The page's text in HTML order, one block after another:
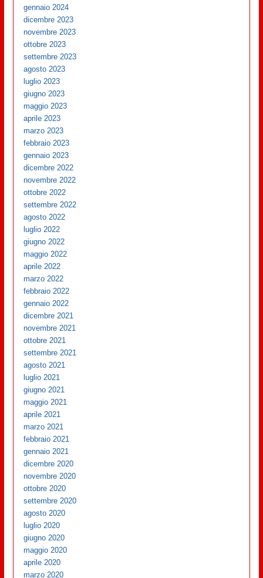
gennaio 2024
dicembre 2023
novembre 2023
ottobre 2023
settembre 2023
agosto 2023
luglio 2023
giugno 2023
maggio 2023
aprile 2023
marzo 2023
febbraio 2023
gennaio 2023
dicembre 2022
novembre 2022
ottobre 2022
settembre 2022
agosto 2022
luglio 2022
giugno 2022
maggio 2022
aprile 2022
marzo 2022
febbraio 2022
gennaio 2022
dicembre 2021
novembre 2021
ottobre 2021
settembre 2021
agosto 2021
luglio 2021
giugno 2021
maggio 2021
aprile 2021
marzo 2021
febbraio 2021
gennaio 2021
dicembre 2020
novembre 2020
ottobre 2020
settembre 2020
agosto 2020
luglio 2020
giugno 2020
maggio 2020
aprile 2020
marzo 2020